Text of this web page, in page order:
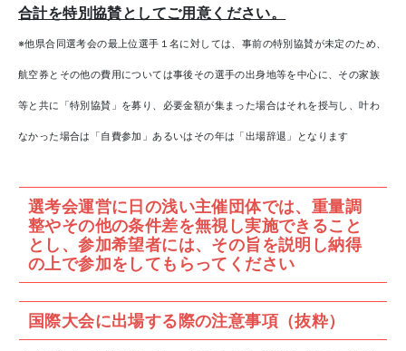
合計を特別協賛としてご用意ください。
※他県合同選考会の最上位選手１名に対しては、事前の特別協賛が未定のため、
航空券とその他の費用については事後その選手の出身地等を中心に、その家族
等と共に「特別協賛」を募り、必要金額が集まった場合はそれを授与し、叶わ
なかった場合は「自費参加」あるいはその年は「出場辞退」となります
選考会運営に日の浅い主催団体では、重量調
整やその他の条件差を無視し実施できること
とし、参加希望者には、その旨を説明し納得
の上で参加をしてもらってください
国際大会に出場する際の注意事項（抜粋）